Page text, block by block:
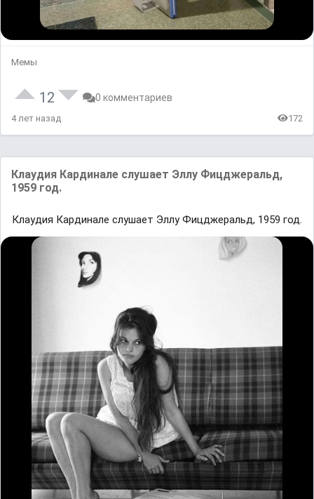
Мемы
12 0 комментариев
4 лет назад 172
Клаудия Кардинале слушает Эллу Фицджеральд,
1959 год.
Клаудия Кардинале слушает Эллу Фицджеральд, 1959 год.